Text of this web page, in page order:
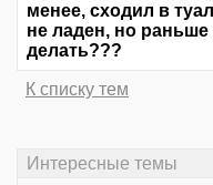
менее, сходил в
не ладен, но раньше
делать???
К списку тем
Интересные темы